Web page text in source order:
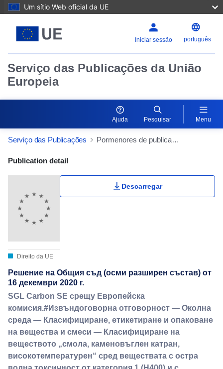
Um sítio Web oficial da UE
Iniciar sessão português
Serviço das Publicações da União
Europeia
Ajuda Pesquisar Menu
Serviço das Publicações Pormenores de publicação
Publication Detail Actions Portlet
Publication detail
Direito da UE
Descarregar
Решение на Общия съд (осми разширен състав) от
16 декември 2020 г.
SGL Carbon SE срещу Европейска
комисия.#Извъндоговорна отговорност — Околна
среда — Класифициране, етикетиране и опаковане
на вещества и смеси — Класифициране на
веществото „смола, каменовъглен катран,
високотемпературен“ сред веществата с остра